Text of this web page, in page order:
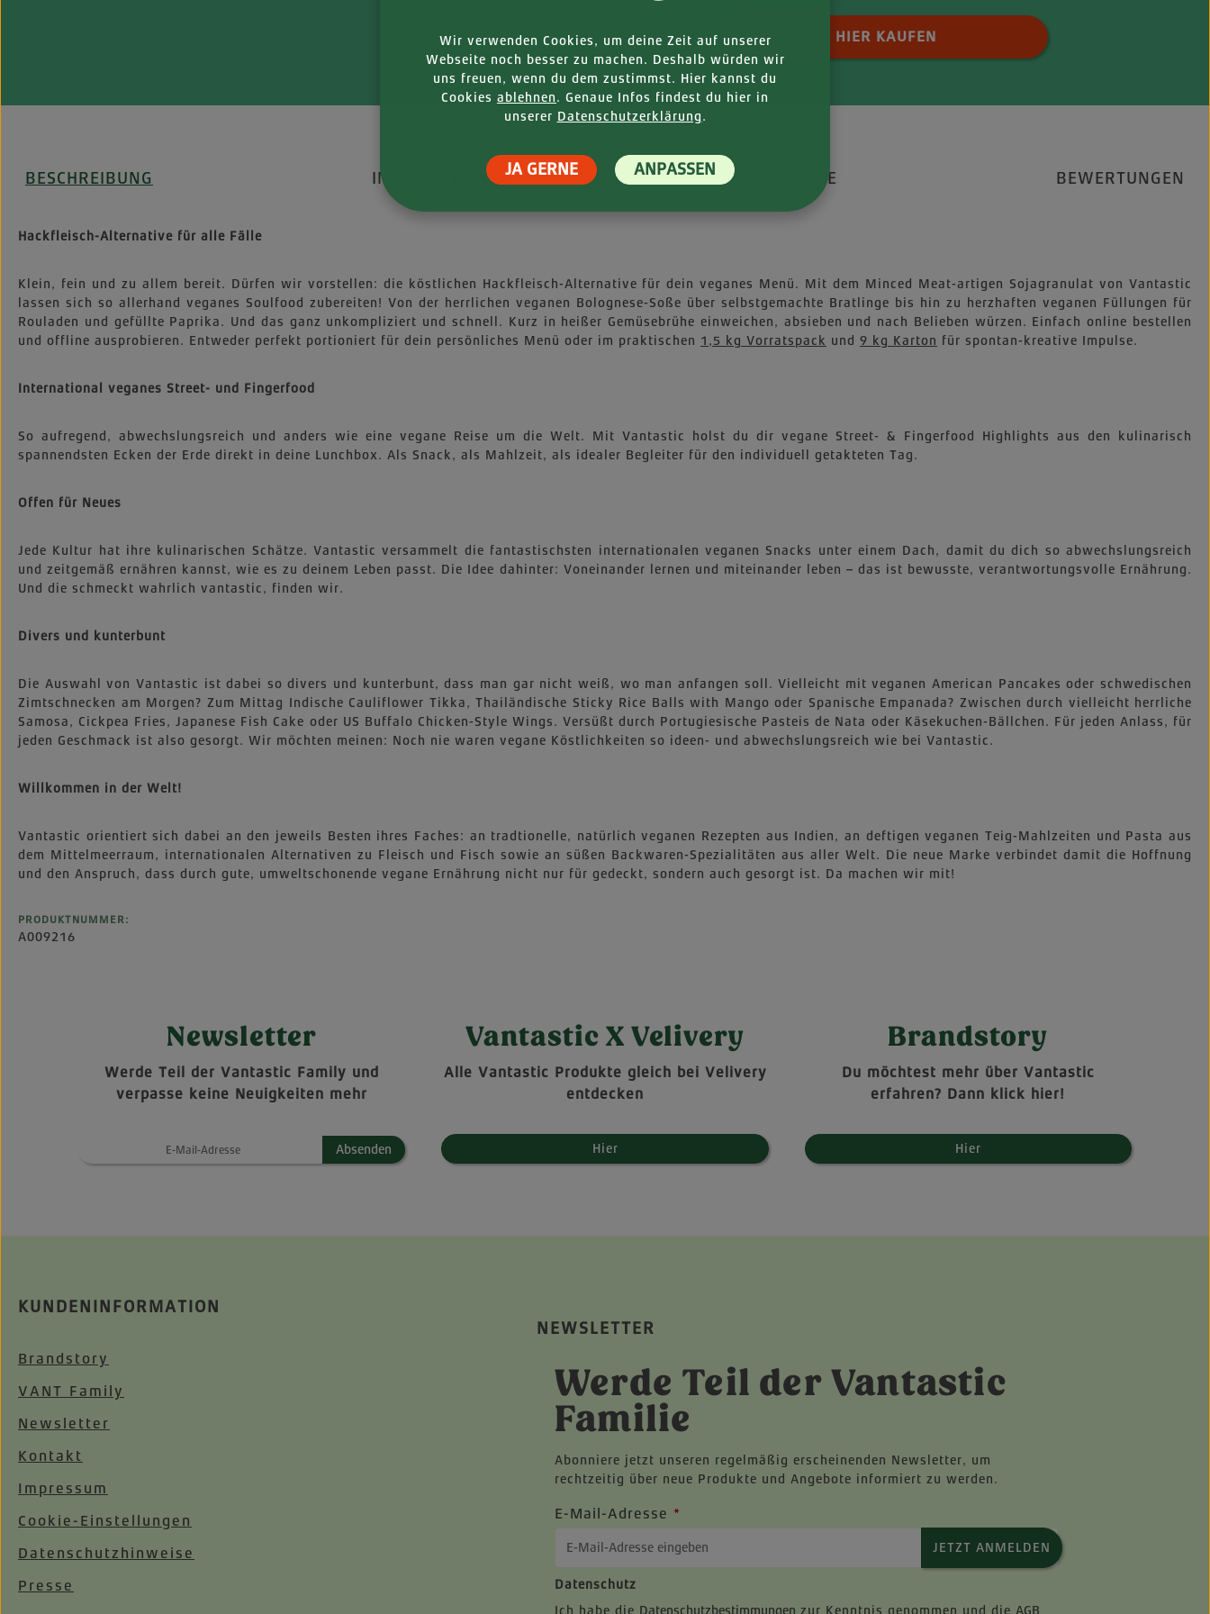
Produkt Anzahl: Gib den gewünschten
HIER KAUFEN
BESCHREIBUNG INFORMATIONEN NÄHRWERTE BEWERTUNGEN
Hackfleisch-Alternative für alle Fälle
Klein, fein und zu allem bereit. Dürfen wir vorstellen: die köstlichen Hackfleisch-Alternative für dein veganes Menü. Mit dem Minced Meat-artigen Sojagranulat von Vantastic
lassen sich so allerhand veganes Soulfood zubereiten! Von der herrlichen veganen Bolognese-Soße über selbstgemachte Bratlinge bis hin zu herzhaften veganen Füllungen für
Rouladen und gefüllte Paprika. Und das ganz unkompliziert und schnell. Kurz in heißer Gemüsebrühe einweichen, absieben und nach Belieben würzen. Einfach online bestellen
und offline ausprobieren. Entweder perfekt portioniert für dein persönliches Menü oder im praktischen 1,5 kg Vorratspack und 9 kg Karton für spontan-kreative Impulse.
International veganes Street- und Fingerfood
So aufregend, abwechslungsreich und anders wie eine vegane Reise um die Welt. Mit Vantastic holst du dir vegane Street- & Fingerfood Highlights aus den kulinarisch
spannendsten Ecken der Erde direkt in deine Lunchbox. Als Snack, als Mahlzeit, als idealer Begleiter für den individuell getakteten Tag.
Offen für Neues
Jede Kultur hat ihre kulinarischen Schätze. Vantastic versammelt die fantastischsten internationalen veganen Snacks unter einem Dach, damit du dich so abwechslungsreich
und zeitgemäß ernähren kannst, wie es zu deinem Leben passt. Die Idee dahinter: Voneinander lernen und miteinander leben – das ist bewusste, verantwortungsvolle Ernährung.
Und die schmeckt wahrlich vantastic, finden wir.
Divers und kunterbunt
Die Auswahl von Vantastic ist dabei so divers und kunterbunt, dass man gar nicht weiß, wo man anfangen soll. Vielleicht mit veganen American Pancakes oder schwedischen
Zimtschnecken am Morgen? Zum Mittag Indische Cauliflower Tikka, Thailändische Sticky Rice Balls with Mango oder Spanische Empanada? Zwischen durch vielleicht herrliche
Samosa, Cickpea Fries, Japanese Fish Cake oder US Buffalo Chicken-Style Wings. Versüßt durch Portugiesische Pasteis de Nata oder Käsekuchen-Bällchen. Für jeden Anlass, für
jeden Geschmack ist also gesorgt. Wir möchten meinen: Noch nie waren vegane Köstlichkeiten so ideen- und abwechslungsreich wie bei Vantastic.
Willkommen in der Welt!
Vantastic orientiert sich dabei an den jeweils Besten ihres Faches: an tradtionelle, natürlich veganen Rezepten aus Indien, an deftigen veganen Teig-Mahlzeiten und Pasta aus
dem Mittelmeerraum, internationalen Alternativen zu Fleisch und Fisch sowie an süßen Backwaren-Spezialitäten aus aller Welt. Die neue Marke verbindet damit die Hoffnung
und den Anspruch, dass durch gute, umweltschonende vegane Ernährung nicht nur für gedeckt, sondern auch gesorgt ist. Da machen wir mit!
PRODUKTNUMMER:
A009216
Newsletter
Werde Teil der Vantastic Family und
verpasse keine Neuigkeiten mehr
Absenden
Vantastic X Velivery
Alle Vantastic Produkte gleich bei Velivery
entdecken
Hier
Brandstory
Du möchtest mehr über Vantastic
erfahren? Dann klick hier!
Hier
KUNDENINFORMATION
Brandstory
VANT Family
Newsletter
Kontakt
Impressum
Cookie-Einstellungen
Datenschutzhinweise
Presse
NEWSLETTER
Werde Teil der Vantastic
Familie
Abonniere jetzt unseren regelmäßig erscheinenden Newsletter, um
rechtzeitig über neue Produkte und Angebote informiert zu werden.
E-Mail-Adresse *
JETZT ANMELDEN
Datenschutz
Ich habe die Datenschutzbestimmungen zur Kenntnis genommen und die AGB
Wir verwenden Cookies, um deine Zeit auf unserer
Webseite noch besser zu machen. Deshalb würden wir
uns freuen, wenn du dem zustimmst. Hier kannst du
Cookies ablehnen. Genaue Infos findest du hier in
unserer Datenschutzerklärung.
ANPASSEN
JA GERNE